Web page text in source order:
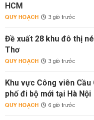
HCM
QUY HOẠCH 3 giờ trước
Đề xuất 28 khu đô thị
Thơ
QUY HOẠCH 3 giờ trước
Khu vực Công viên
phố đi bộ mới tại Hà Nội
QUY HOẠCH 6 giờ trước